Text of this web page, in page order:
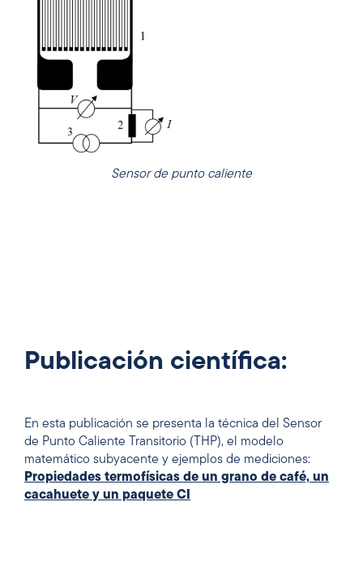
Sensor de punto caliente
Publicación científica:
En esta publicación se presenta la técnica del Sensor
de Punto Caliente Transitorio (THP), el modelo
matemático subyacente y ejemplos de mediciones:
Propiedades termofísicas de un grano de café, un
cacahuete y un paquete CI